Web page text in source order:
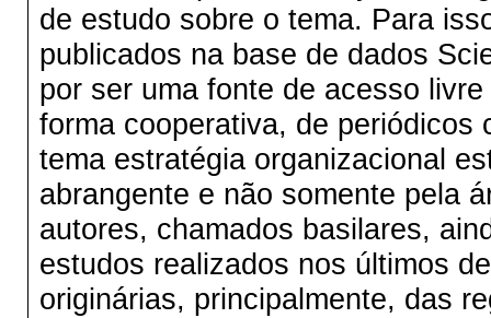
de estudo sobre o tema. Para
publicados na base de dados
por ser uma fonte de acesso
forma cooperativa, de
tema estratégia organizacional
abrangente e não somente pela
autores, chamados basilares,
estudos realizados nos últimos
originárias, principalmente, das